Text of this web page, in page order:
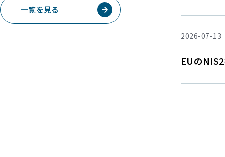
一覧を見る
2026-07-13
EUの